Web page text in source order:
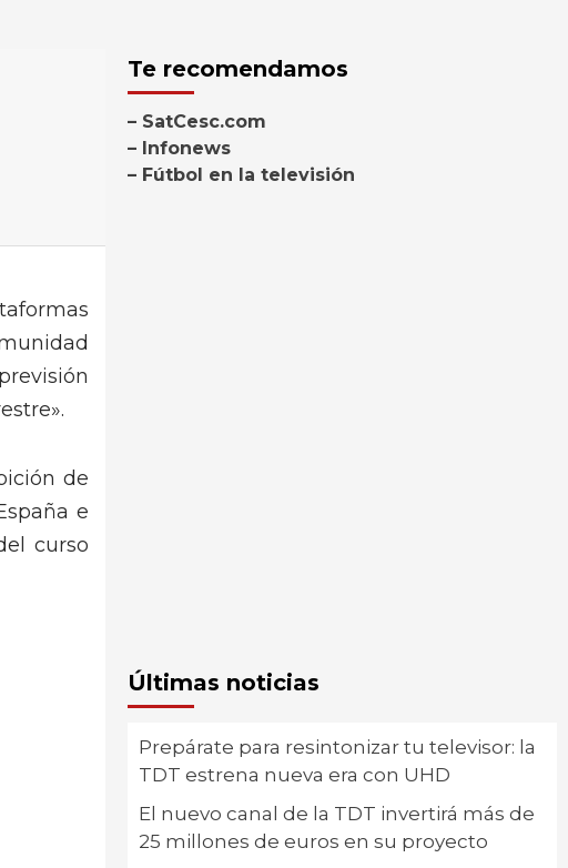
de
e
curso
Te recomendamos
– SatCesc.com
– Infonews
– Fútbol en la televisión
Últimas noticias
Prepárate para resintonizar tu televisor: la
TDT estrena nueva era con UHD
El nuevo canal de la TDT invertirá más de
25 millones de euros en su proyecto